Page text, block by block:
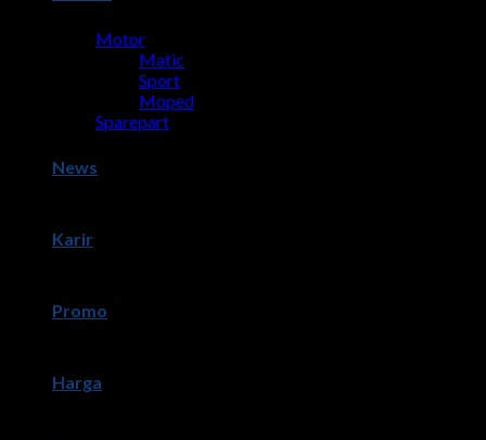
Motor
Matic
Sport
Moped
Sparepart
News
Karir
Promo
Harga